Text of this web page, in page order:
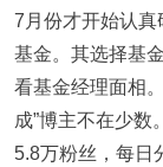
7月份才开始认
基金。其选择基
看基金经理面相
成”博主不在少数
5.8万粉丝，每日